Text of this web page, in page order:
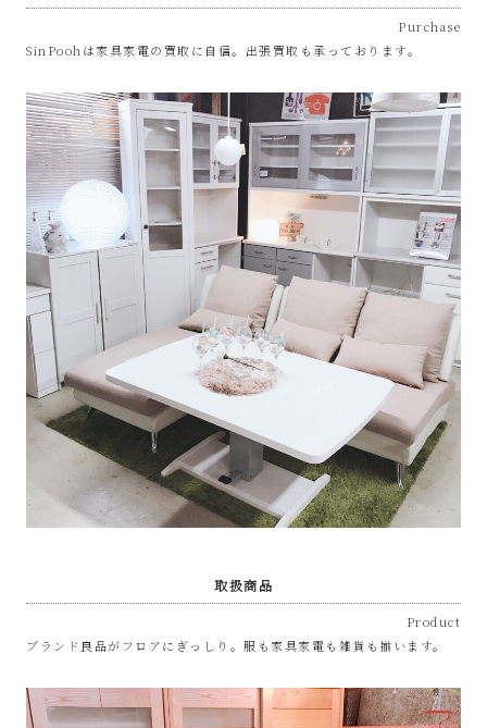
プ
ま
市
Purchase
SinPoohは家具家電の買取に自信。出張買取も承っております。
取扱商品
Product
ブランド良品がフロアにぎっしり。服も家具家電も雑貨も揃います。